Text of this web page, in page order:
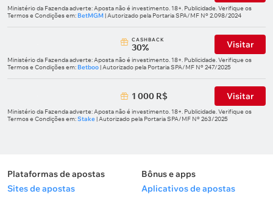
Ministério da Fazenda adverte: Aposta não é investimento. 18+. Publicidade. Verifique os
Termos e Condições em: BetMGM| Autorizado pela Portaria SPA/MF Nº 2.098/2024
СASHBACK
30% Visitar
Ministério da Fazenda adverte: Aposta não é investimento. 18+. Publicidade. Verifique os
Termos e Condições em: Betboo| Autorizado pela Portaria SPA/MF Nº 247/2025
1 000 R$ Visitar
Ministério da Fazenda adverte: Aposta não é investimento. 18+. Publicidade. Verifique os
Termos e Condições em:Stake| Autorizado pela Portaria SPA/MF Nº 263/2025
Plataformas de apostas
Sites de apostas
Bônus e apps
Aplicativos de apostas